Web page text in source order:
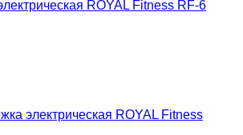
ROYAL Fitness RF-6